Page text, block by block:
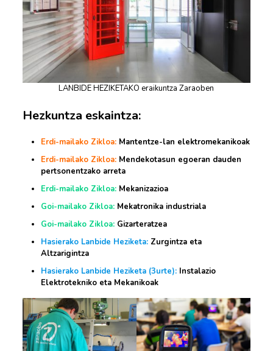
LANBIDE HEZIKETAKO eraikuntza Zaraoben
Hezkuntza eskaintza:
Erdi-mailako Zikloa:Mantentze-lan elektromekanikoak
Erdi-mailako Zikloa:Mendekotasun egoeran dauden
pertsonentzako arreta
Erdi-mailako Zikloa:Mekanizazioa
Goi-mailako Zikloa:Mekatronika industriala
Goi-mailako Zikloa:Gizarteratzea
Hasierako Lanbide Heziketa: Zurgintza eta
Altzarigintza
Hasierako Lanbide Heziketa (3urte):Instalazio
Elektrotekniko eta Mekanikoak